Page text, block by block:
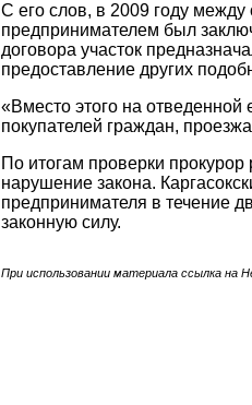
С его слов, в 2009 году
предпринимателем был
договора участок
предоставление других
«Вместо этого на отведенной
покупателей граждан,
По итогам проверки
нарушение закона.
предпринимателя в течение
законную силу.
При использовании материала ссылка на